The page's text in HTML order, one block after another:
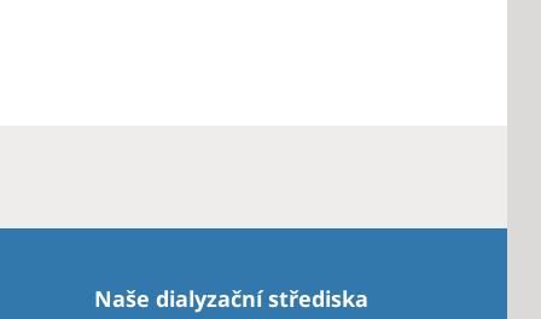
Naše dialyzační střediska